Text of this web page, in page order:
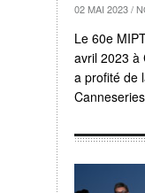
02 MAI 2023 /
Le 60e
avril 2023 à
a profité de